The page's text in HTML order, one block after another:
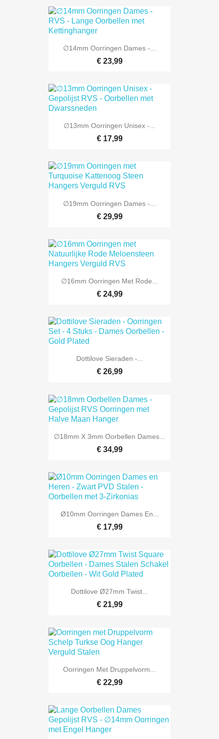
∅14mm Oorringen Dames -...
€ 23,99
∅13mm Oorringen Unisex -...
€ 17,99
∅19mm Oorringen Dames -...
€ 29,99
∅16mm Oorringen Met Rode...
€ 24,99
Dottilove Sieraden -...
€ 26,99
∅18mm X 3mm Oorbellen Dames...
€ 34,99
Ø10mm Oorringen Dames En...
€ 17,99
Dottilove Ø27mm Twist...
€ 21,99
Oorringen Met Druppelvorm...
€ 22,99